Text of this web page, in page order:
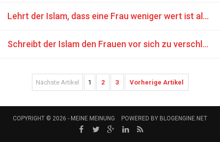
Lehrt der Islam, dass eine Frau weniger wert ist als ein Mann?
Schreibt der Islam den Frauen vor sich zu verschleiern?
Nächste Artikel 1 2 3 Vorherige Artikel
COPYRIGHT © 2026 - MEINE MEINUNG POWERED BY BLOGENGINE.NET